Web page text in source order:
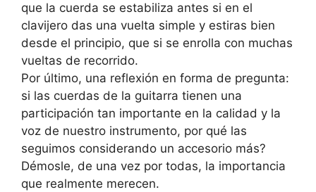
que la cuerda se estabiliza antes si en el
clavijero das una vuelta simple y estiras bien
desde el principio, que si se enrolla con muchas
vueltas de recorrido.
Por último, una reflexión en forma de pregunta:
si las cuerdas de la guitarra tienen una
participación tan importante en la calidad y la
voz de nuestro instrumento, por qué las
seguimos considerando un accesorio más?
Démosle, de una vez por todas, la importancia
que realmente merecen.